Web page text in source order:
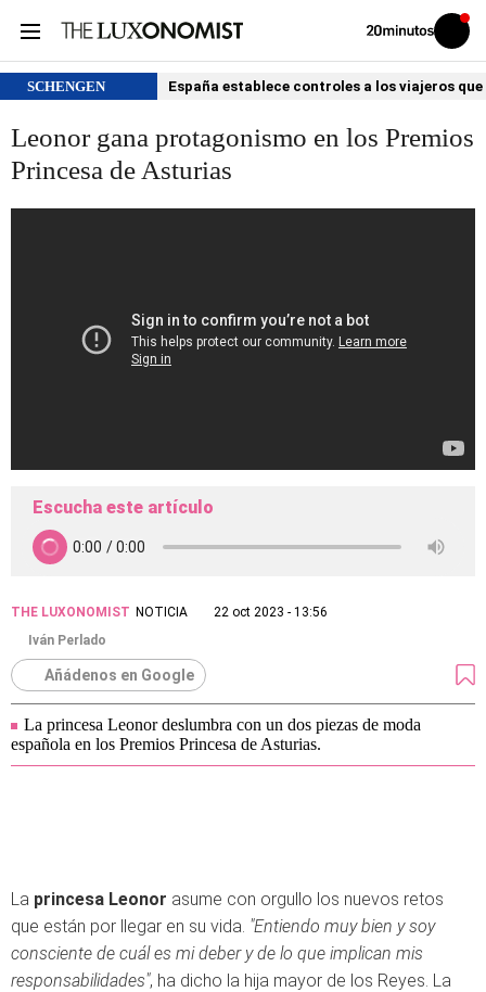
Volver
Iniciar
sesión
SCHENGEN España establece controles a los viajeros
Leonor gana protagonismo en los Premios
Princesa de Asturias
Escucha este artículo
THE LUXONOMIST NOTICIA
22 oct 2023 - 13:56
Iván Perlado
Añádenos en Google
La princesa Leonor deslumbra con un dos piezas de moda
española en los Premios Princesa de Asturias.
La princesa Leonor asume con orgullo los nuevos retos
que están por llegar en su vida. "Entiendo muy bien y soy
consciente de cuál es mi deber y de lo que implican mis
responsabilidades", ha dicho la hija mayor de los Reyes. La